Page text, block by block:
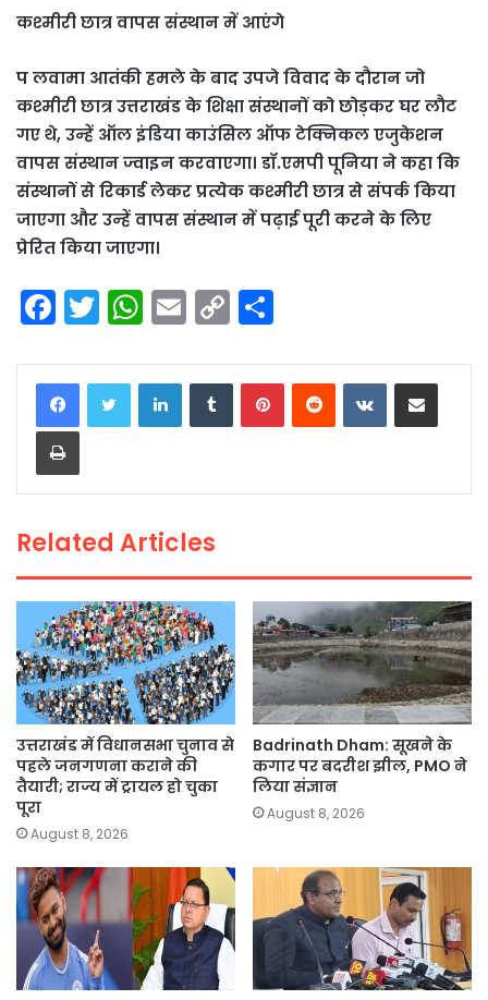
कश्मीरी छात्र वापस संस्थान में आएंगे
प लवामा आतंकी हमले के बाद उपजे विवाद के दौरान जो
कश्मीरी छात्र उत्तराखंड के शिक्षा संस्थानों को छोड़कर घर लौट
गए थे, उन्हें ऑल इंडिया काउंसिल ऑफ टेक्निकल एजुकेशन
वापस संस्थान ज्वाइन करवाएगा। डॉ.एमपी पूनिया ने कहा कि
संस्थानों से रिकार्ड लेकर प्रत्येक कश्मीरी छात्र से संपर्क किया
जाएगा और उन्हें वापस संस्थान में पढ़ाई पूरी करने के लिए
प्रेरित किया जाएगा।
F
a
c
e
b
o
k
T
w
itt
er
W
h
a
ts
p
E
m
ai
C
o
p
n
ar
LinkedInTumblrPinterestReddit VKontakteShare via Email
Print
Related Articles
उत्तराखंड में विधानसभा चुनाव से
पहले जनगणना कराने की
तैयारी; राज्य में ट्रायल हो चुका
पूरा
August 8, 2026
Badrinath Dham: सूखने के
कगार पर बदरीश झील, PMO ने
लिया संज्ञान
August 8, 2026